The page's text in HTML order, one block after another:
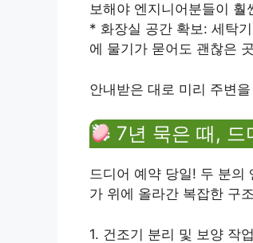
보해야 엔지니어분들이
* 화장실 공간 확보: 세탁
에 물기가 묻어도 괜찮은
안내받은 대로 미리 주변
7년 묵은 때, 드
드디어 예약 당일! 두 분의
가 위에 올라간 복잡한 구
1. 건조기 분리 및 보양 작